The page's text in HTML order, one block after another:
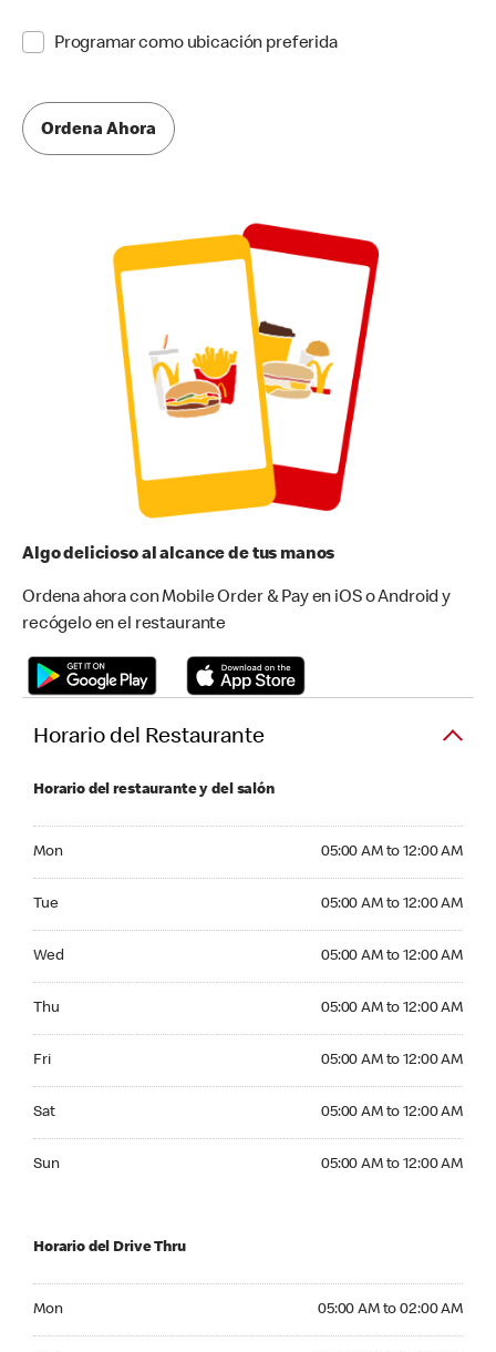
Programar como ubicación preferida
Ordena Ahora
Algo delicioso al alcance de tus manos
Ordena ahora con Mobile Order & Pay en iOS o Android y
recógelo en el restaurante
Horario del Restaurante
Horario del restaurante y del salón
Mon 05:00 AM to 12:00 AM
Tue 05:00 AM to 12:00 AM
Wed 05:00 AM to 12:00 AM
Thu 05:00 AM to 12:00 AM
Fri 05:00 AM to 12:00 AM
Sat 05:00 AM to 12:00 AM
Sun 05:00 AM to 12:00 AM
Horario del Drive Thru
Mon 05:00 AM to 02:00 AM